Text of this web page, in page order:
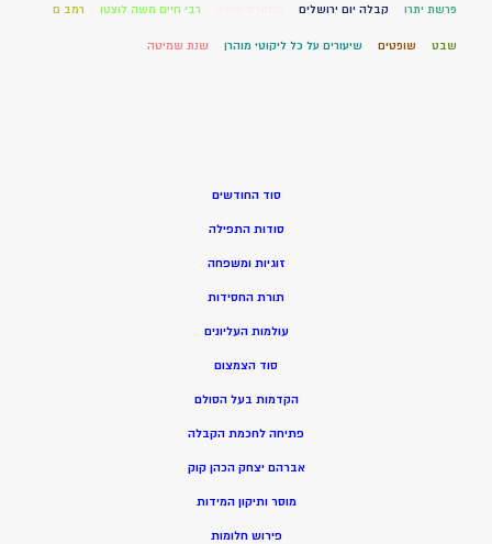
פרשת יתרו קבלה יום ירושלים רבי חיים משה לוצטו רמב ם
שבט שופטים שיעורים על כל ליקוטי מוהרן שנת שמיטה
סוד החודשים
סודות התפילה
זוגיות ומשפחה
תורת החסידות
עולמות העליונים
סוד הצמצום
הקדמות בעל הסולם
פתיחה לחכמת הקבלה
אברהם יצחק הכהן קוק
מוסר ותיקון המידות
פירוש חלומות